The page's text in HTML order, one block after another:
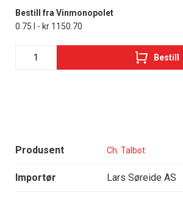
Produsent Ch. Talbot
Importør Lars Søreide AS
Bestill fra Vinmonopolet
0.75 l - kr 1150.70
Bestill